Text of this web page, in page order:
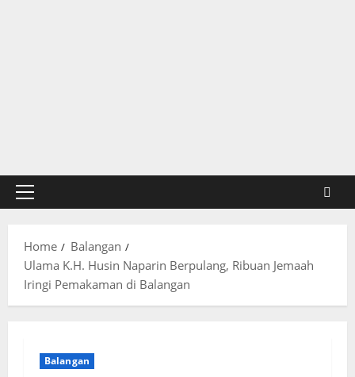
Primary
Home
Balangan
Ulama K.H. Husin Naparin Berpulang, Ribuan Jemaah
Iringi Pemakaman di Balangan
Balangan